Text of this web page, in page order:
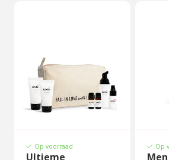
Op voorraad
Ultieme
Op